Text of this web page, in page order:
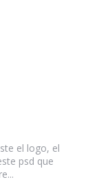
el logo, el
psd que